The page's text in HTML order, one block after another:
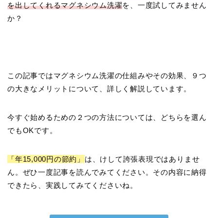
を出してくれるマグネシウム洗濯を、一度試してみません
か？
この記事ではマグネシウム洗濯の仕組みやその効果、９つ
の大きなメリットについて、詳しく解説しています。
今すぐ始めるための２つの方法については、どちらを選ん
でもOKです。
「年15,000円の節約」 は、けして誇張表現ではありませ
ん。ぜひ一度記事を読んでみてください。その内容に納得
できたら、実践してみてくださいね。